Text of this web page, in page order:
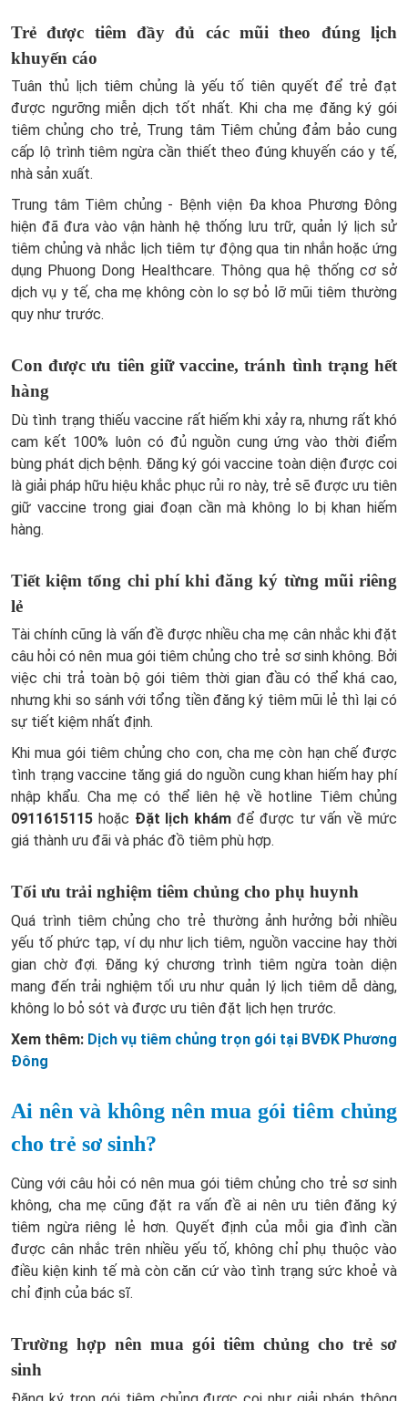
Trẻ được tiêm đầy đủ các mũi theo đúng lịch
khuyến cáo
Tuân thủ lịch tiêm chủng là yếu tố tiên quyết để trẻ đạt
được ngưỡng miễn dịch tốt nhất. Khi cha mẹ đăng ký gói
tiêm chủng cho trẻ, Trung tâm Tiêm chủng đảm bảo cung
cấp lộ trình tiêm ngừa cần thiết theo đúng khuyến cáo y tế,
nhà sản xuất.
Trung tâm Tiêm chủng - Bệnh viện Đa khoa Phương Đông
hiện đã đưa vào vận hành hệ thống lưu trữ, quản lý lịch sử
tiêm chủng và nhắc lịch tiêm tự động qua tin nhắn hoặc ứng
dụng Phuong Dong Healthcare. Thông qua hệ thống cơ sở
dịch vụ y tế, cha mẹ không còn lo sợ bỏ lỡ mũi tiêm thường
quy như trước.
Con được ưu tiên giữ vaccine, tránh tình trạng hết
hàng
Dù tình trạng thiếu vaccine rất hiếm khi xảy ra, nhưng rất khó
cam kết 100% luôn có đủ nguồn cung ứng vào thời điểm
bùng phát dịch bệnh. Đăng ký gói vaccine toàn diện được coi
là giải pháp hữu hiệu khắc phục rủi ro này, trẻ sẽ được ưu tiên
giữ vaccine trong giai đoạn cần mà không lo bị khan hiếm
hàng.
Tiết kiệm tổng chi phí khi đăng ký từng mũi riêng
lẻ
Tài chính cũng là vấn đề được nhiều cha mẹ cân nhắc khi đặt
câu hỏi có nên mua gói tiêm chủng cho trẻ sơ sinh không. Bởi
việc chi trả toàn bộ gói tiêm thời gian đầu có thể khá cao,
nhưng khi so sánh với tổng tiền đăng ký tiêm mũi lẻ thì lại có
sự tiết kiệm nhất định.
Khi mua gói tiêm chủng cho con, cha mẹ còn hạn chế được
tình trạng vaccine tăng giá do nguồn cung khan hiếm hay phí
nhập khẩu. Cha mẹ có thể liên hệ về hotline Tiêm chủng
0911615115 hoặc Đặt lịch khám để được tư vấn về mức
giá thành ưu đãi và phác đồ tiêm phù hợp.
Tối ưu trải nghiệm tiêm chủng cho phụ huynh
Quá trình tiêm chủng cho trẻ thường ảnh hưởng bởi nhiều
yếu tố phức tạp, ví dụ như lịch tiêm, nguồn vaccine hay thời
gian chờ đợi. Đăng ký chương trình tiêm ngừa toàn diện
mang đến trải nghiệm tối ưu như quản lý lịch tiêm dễ dàng,
không lo bỏ sót và được ưu tiên đặt lịch hẹn trước.
Xem thêm: Dịch vụ tiêm chủng trọn gói tại BVĐK Phương
Đông
Ai nên và không nên mua gói tiêm chủng
cho trẻ sơ sinh?
Cùng với câu hỏi có nên mua gói tiêm chủng cho trẻ sơ sinh
không, cha mẹ cũng đặt ra vấn đề ai nên ưu tiên đăng ký
tiêm ngừa riêng lẻ hơn. Quyết định của mỗi gia đình cần
được cân nhắc trên nhiều yếu tố, không chỉ phụ thuộc vào
điều kiện kinh tế mà còn căn cứ vào tình trạng sức khoẻ và
chỉ định của bác sĩ.
Trường hợp nên mua gói tiêm chủng cho trẻ sơ
sinh